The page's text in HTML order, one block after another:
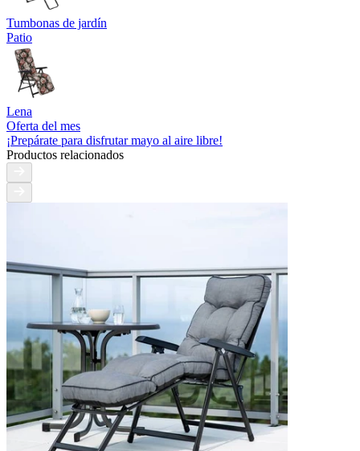
Tumbonas de jardín
Patio
Lena
Oferta del mes
¡Prepárate para disfrutar mayo al aire libre!
Productos relacionados